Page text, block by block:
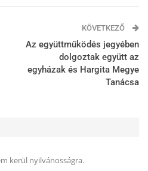
KÖVETKEZŐ
Az együttműködés jegyében
dolgoztak együtt az
egyházak és Hargita Megye
Tanácsa
kerül nyilvánosságra.